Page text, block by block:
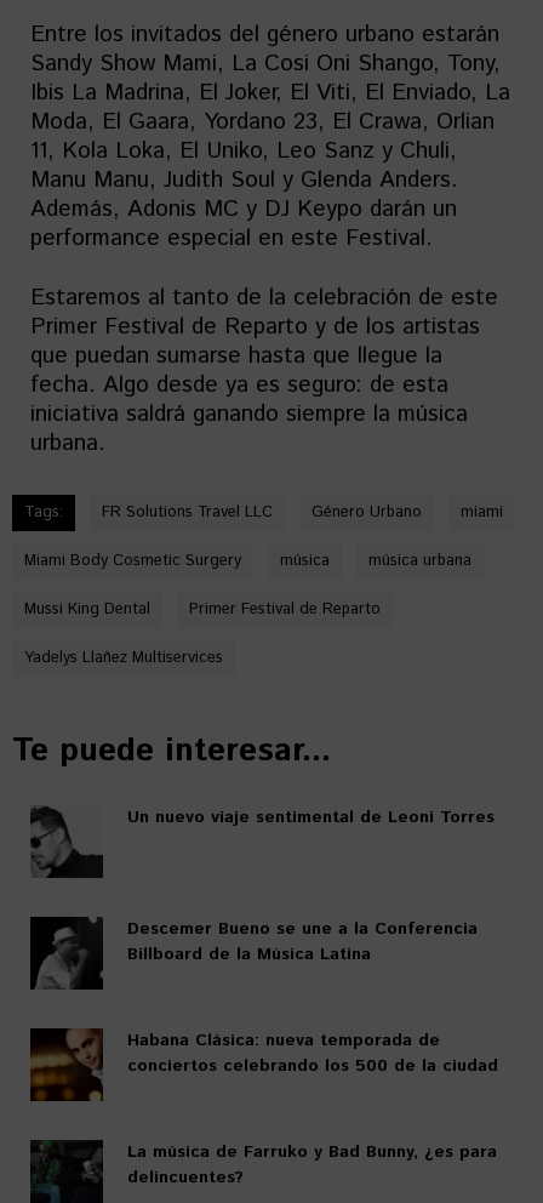
Entre los invitados del género urbano estarán
Sandy Show Mami, La Cosi Oni Shango, Tony,
Ibis La Madrina, El Joker, El Viti, El Enviado, La
Moda, El Gaara, Yordano 23, El Crawa, Orlian
11, Kola Loka, El Uniko, Leo Sanz y Chuli,
Manu Manu, Judith Soul y Glenda Anders.
Además, Adonis MC y DJ Keypo darán un
performance especial en este Festival.
Estaremos al tanto de la celebración de este
Primer Festival de Reparto y de los artistas
que puedan sumarse hasta que llegue la
fecha. Algo desde ya es seguro: de esta
iniciativa saldrá ganando siempre la música
urbana.
Tags: FR Solutions Travel LLC Género Urbano miami
Miami Body Cosmetic Surgery música música urbana
Mussi King Dental Primer Festival de Reparto
Yadelys Llañez Multiservices
Te puede interesar...
Un nuevo viaje sentimental de Leoni Torres
Descemer Bueno se une a la Conferencia
Billboard de la Música Latina
Habana Clásica: nueva temporada de
conciertos celebrando los 500 de la ciudad
La música de Farruko y Bad Bunny, ¿es para
delincuentes?